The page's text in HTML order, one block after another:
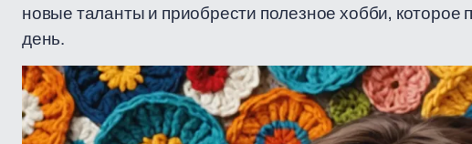
новые таланты и приобрести полезное хобби,
день.